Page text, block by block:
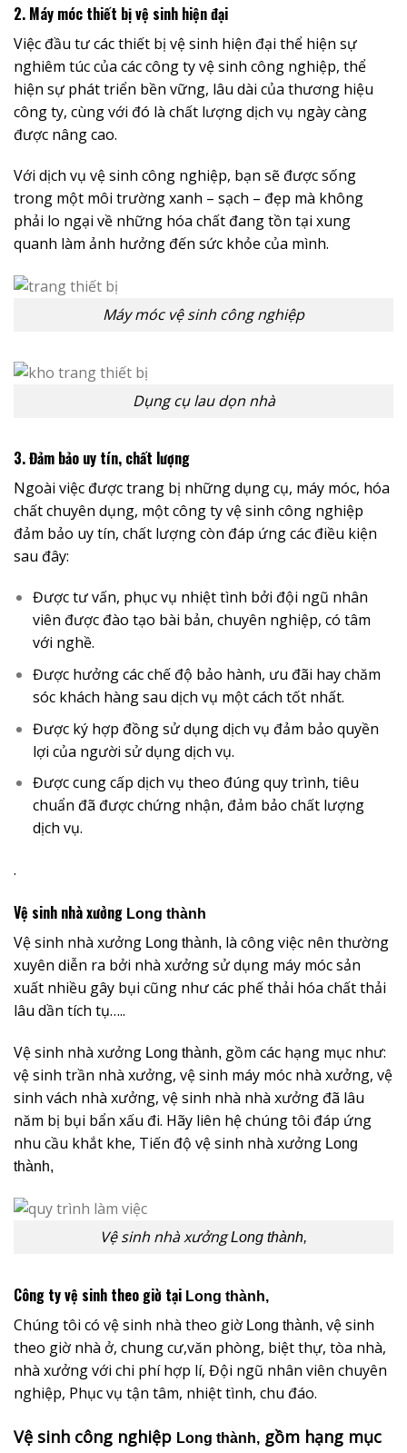
2. Máy móc thiết bị vệ sinh hiện đại
Việc đầu tư các thiết bị vệ sinh hiện đại thể hiện sự
nghiêm túc của các công ty vệ sinh công nghiệp, thể
hiện sự phát triển bền vững, lâu dài của thương hiệu
công ty, cùng với đó là chất lượng dịch vụ ngày càng
được nâng cao.
Với dịch vụ vệ sinh công nghiệp, bạn sẽ được sống
trong một môi trường xanh – sạch – đẹp mà không
phải lo ngại về những hóa chất đang tồn tại xung
quanh làm ảnh hưởng đến sức khỏe của mình.
Máy móc vệ sinh công nghiệp
Dụng cụ lau dọn nhà
3. Đảm bảo uy tín, chất lượng
Ngoài việc được trang bị những dụng cụ, máy móc, hóa
chất chuyên dụng, một công ty vệ sinh công nghiệp
đảm bảo uy tín, chất lượng còn đáp ứng các điều kiện
sau đây:
Được tư vấn, phục vụ nhiệt tình bởi đội ngũ nhân
viên được đào tạo bài bản, chuyên nghiệp, có tâm
với nghề.
Được hưởng các chế độ bảo hành, ưu đãi hay chăm
sóc khách hàng sau dịch vụ một cách tốt nhất.
Được ký hợp đồng sử dụng dịch vụ đảm bảo quyền
lợi của người sử dụng dịch vụ.
Được cung cấp dịch vụ theo đúng quy trình, tiêu
chuẩn đã được chứng nhận, đảm bảo chất lượng
dịch vụ.
.
Vệ sinh nhà xưởng Long thành
Vệ sinh nhà xưởng Long thành, là công việc nên thường
xuyên diễn ra bởi nhà xưởng sử dụng máy móc sản
xuất nhiều gây bụi cũng như các phế thải hóa chất thải
lâu dần tích tụ…..
Vệ sinh nhà xưởng Long thành, gồm các hạng mục như:
vệ sinh trần nhà xưởng, vệ sinh máy móc nhà xưởng, vệ
sinh vách nhà xưởng, vệ sinh nhà nhà xưởng đã lâu
năm bị bụi bẩn xấu đi. Hãy liên hệ chúng tôi đáp ứng
nhu cầu khắt khe, Tiến độ vệ sinh nhà xưởng Long
thành,
Vệ sinh nhà xưởngLong thành,
Công ty vệ sinh theo giờ tại Long thành,
Chúng tôi có vệ sinh nhà theo giờ Long thành, vệ sinh
theo giờ nhà ở, chung cư,văn phòng, biệt thự, tòa nhà,
nhà xưởng với chi phí hợp lí, Đội ngũ nhân viên chuyên
nghiệp, Phục vụ tận tâm, nhiệt tình, chu đáo.
Vệ sinh công nghiệp Long thành, gồm hạng mục